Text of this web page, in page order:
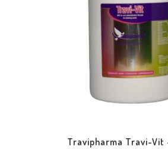
Travipharma Travi-Vit